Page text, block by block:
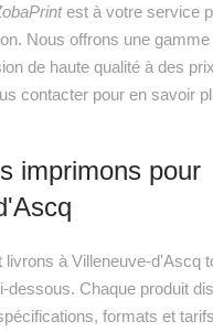
est à votre service
Nous offrons une
de haute qualité à des
contacter pour en savoir
imprimons pour
livrons à Villeneuve-d'Ascq
dessous. Chaque produit
formats et